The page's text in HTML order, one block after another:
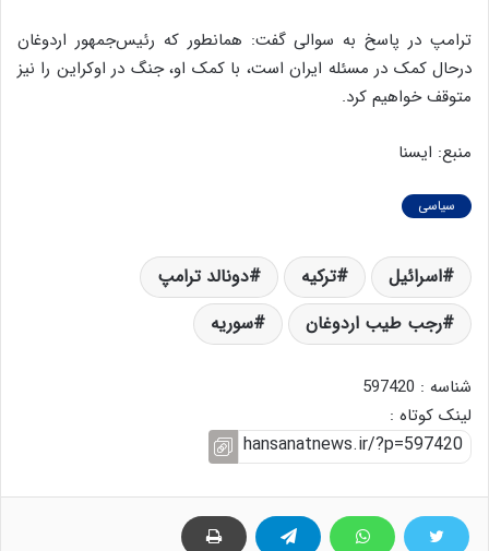
ترامپ در پاسخ به سوالی گفت: همانطور که رئیس‌جمهور اردوغان
درحال کمک در مسئله ایران است، با کمک او، جنگ در اوکراین را نیز
متوقف خواهیم کرد.
منبع: ایسنا
سیاسی
اسرائیل ترکیه
دونالد ترامپ
رجب طیب اردوغان
سوریه
شناسه : 597420
لینک کوتاه :